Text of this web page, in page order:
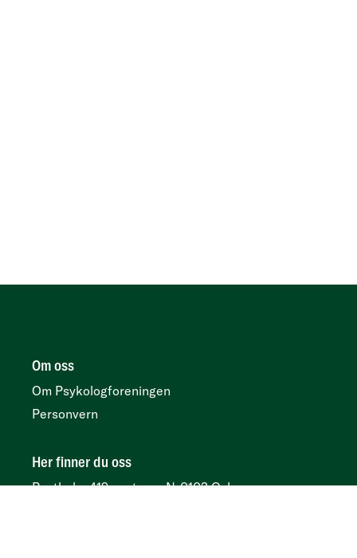
Om oss
Om Psykologforeningen
Personvern
Her finner du oss
Postboks 419 sentrum, N-0103 Oslo